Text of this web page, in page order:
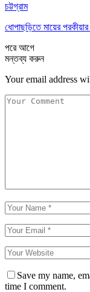
চট্টগ্রাম
ধোপাছড়িতে মায়ের
পরেআগে
মন্তব্য করুন
Your email address
Save my name,
time I comment.